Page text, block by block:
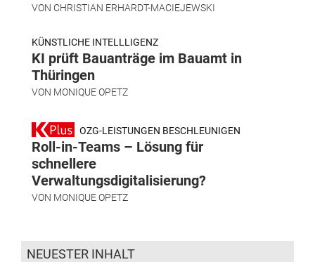
VON CHRISTIAN ERHARDT-MACIEJEWSKI
KÜNSTLICHE INTELLLIGENZ
KI prüft Bauanträge im Bauamt in
Thüringen
VON MONIQUE OPETZ
OZG-LEISTUNGEN BESCHLEUNIGEN
Roll-in-Teams – Lösung für
schnellere
Verwaltungsdigitalisierung?
VON MONIQUE OPETZ
NEUESTER INHALT